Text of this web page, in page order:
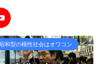
和型の根性社会はオワコン